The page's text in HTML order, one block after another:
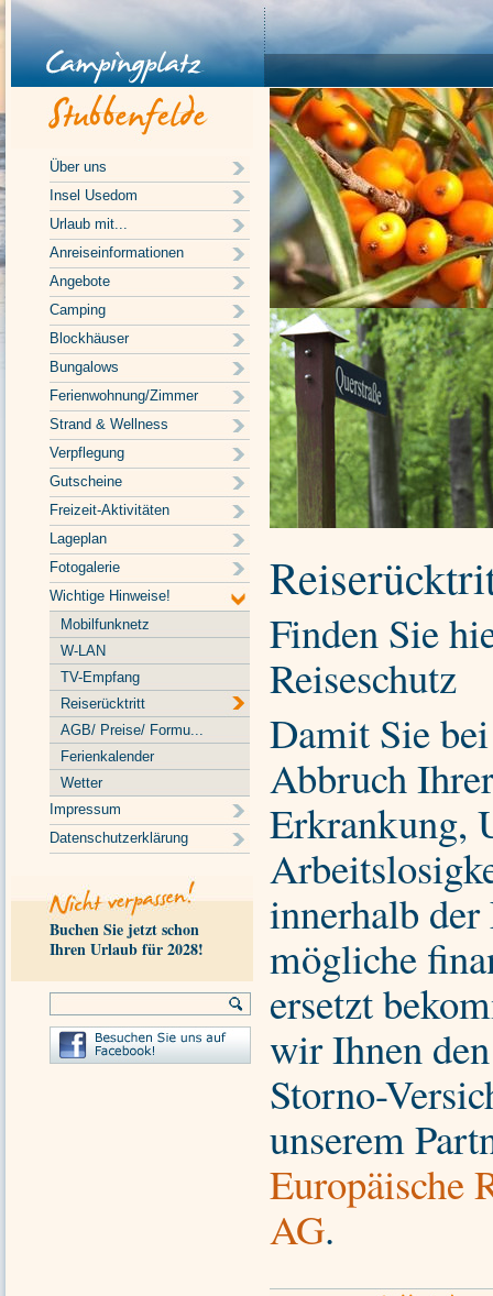
Über uns
Insel Usedom
Urlaub mit...
Anreiseinformationen
Angebote
Camping
Blockhäuser
Bungalows
Ferienwohnung/Zimmer
Strand & Wellness
Verpflegung
Gutscheine
Freizeit-Aktivitäten
Lageplan
Fotogalerie
Wichtige Hinweise!
Mobilfunknetz
W-LAN
TV-Empfang
Reiserücktritt
AGB/ Preise/ Formu...
Ferienkalender
Wetter
Impressum
Datenschutzerklärung
Buchen Sie jetzt schon
Ihren Urlaub für 2028!
Finden Sie
Damit Sie
Abbruch
Erkrankung,
innerhalb
mögliche
ersetzt
wir Ihnen
Storno-
unserem
Europäische
AG.